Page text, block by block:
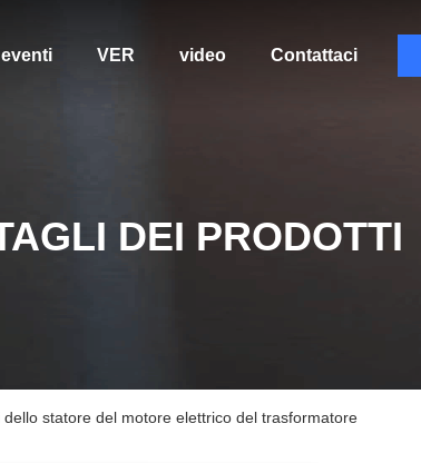
eventi VER video Contattaci
DEI PRODOTTI
statore del motore elettrico del trasformatore